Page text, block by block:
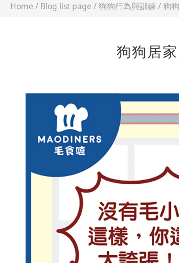
Home / Blog list page /狗狗行為與訓練 /狗
狗狗居